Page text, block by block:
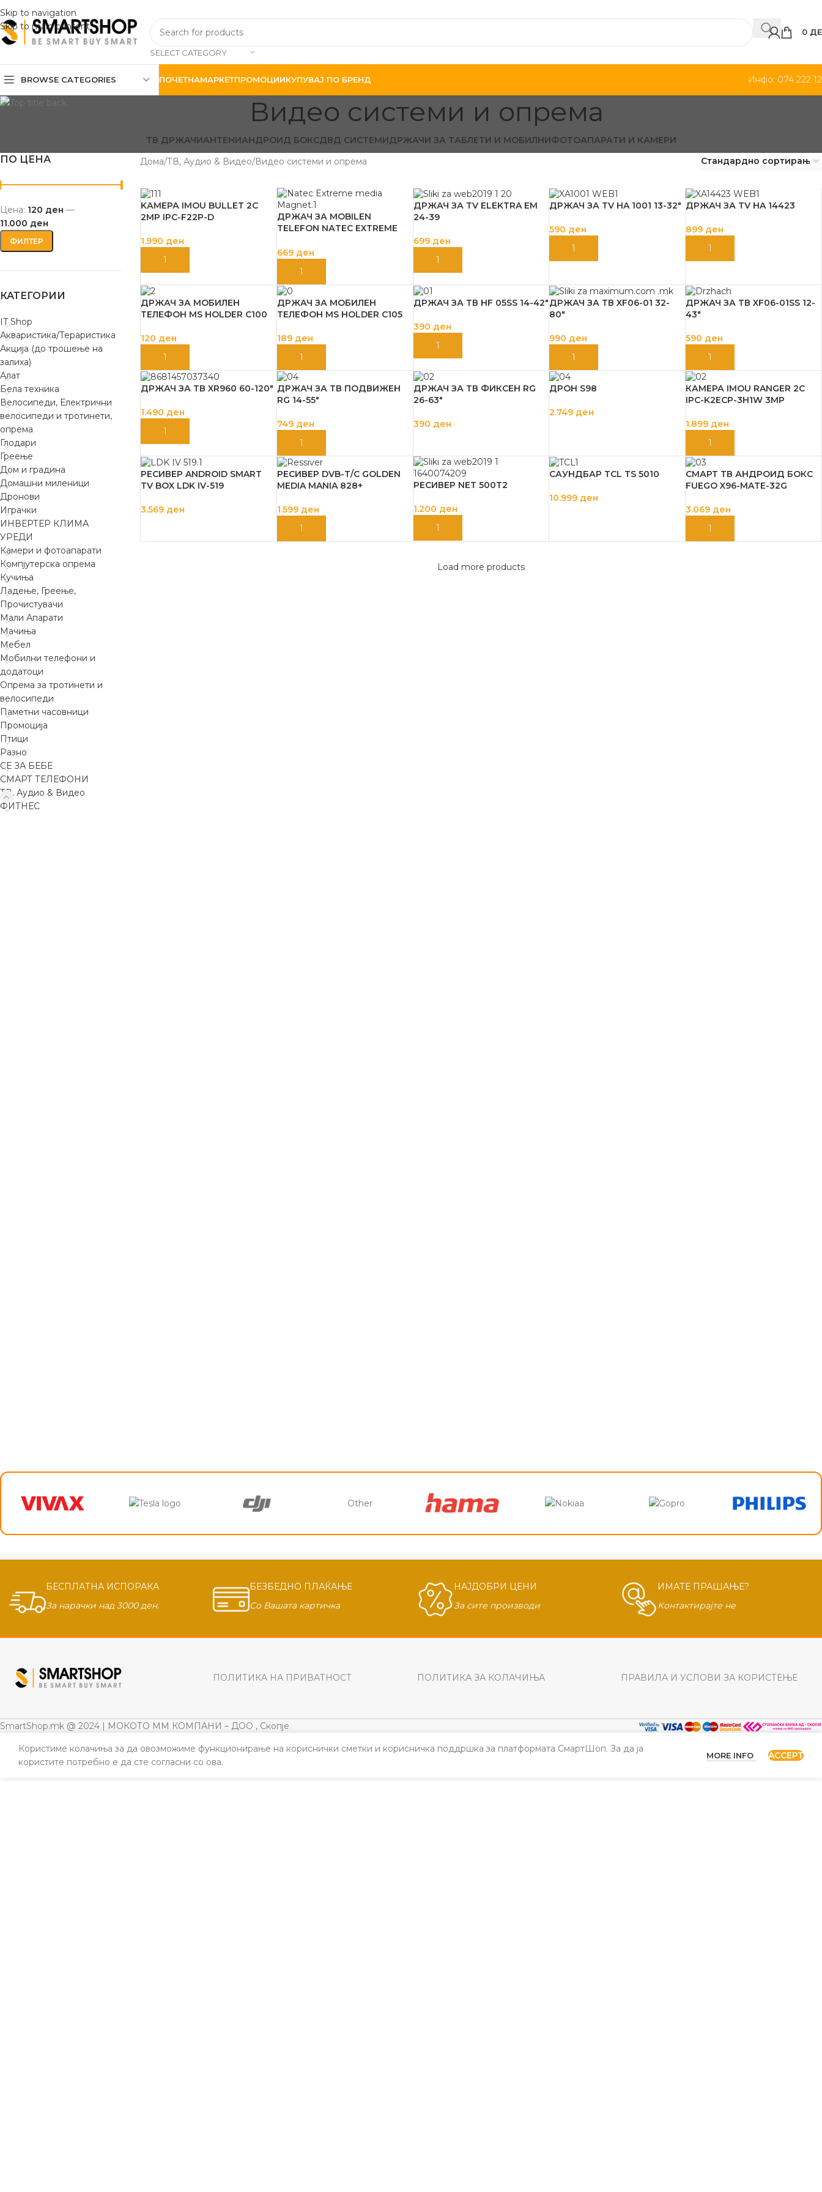
Skip to navigation
Skip to main content
SELECT CATEGORY
0
BROWSE CATEGORIES ПОЧЕТНАМАРКЕТПРОМОЦИИКУПУВАЈ ПО БРЕНД Инфо: 074 222
Видео системи и опрема
ТВ ДРЖАЧИАНТЕНИАНДРОИД БОКСДВД СИСТЕМИДРЖАЧИ ЗА ТАБЛЕТИ И МОБИЛНИФОТОАПАРАТИ И КАМЕРИ
ПО ЦЕНА
ФИЛТЕР
Цена: 120 ден —
11.000 ден
КАТЕГОРИИ
IT Shop
Акваристика/Тераристика
Акција (до трошење на
залиха)
Алат
Бела техника
Велосипеди, Електрични
велосипеди и тротинети,
опрема
Глодари
Греење
Дом и градина
Домашни миленици
Дронови
Играчки
ИНВЕРТЕР КЛИМА
УРЕДИ
Камери и фотоапарати
Компјутерска опрема
Кучиња
Ладење, Греење,
Прочистувачи
Мали Апарати
Мачиња
Мебел
Мобилни телефони и
додатоци
Опрема за тротинети и
велосипеди
Паметни часовници
Промоција
Птици
Разно
СЕ ЗА БЕБЕ
СМАРТ ТЕЛЕФОНИ
ТВ, Аудио & Видео
ФИТНЕС
Дома ТВ, Аудио & Видео Видео системи и опрема
KАМЕРА IMOU BULLET 2C
2MP IPC-F22P-D
1.990 ден
ДОДАЈ ВО КОШНИЦА
ДРЖАЧ ЗА MOBILEN
TELEFON NАТЕC ЕXТRЕМЕ
669 ден
ДОДАЈ ВО КОШНИЦА
ДРЖАЧ ЗА TV ELEKTRA EM
24-39
699 ден
ДОДАЈ ВО КОШНИЦА
ДРЖАЧ ЗА TV HA 1001 13-32″
590 ден
ДОДАЈ ВО КОШНИЦА
ДРЖАЧ ЗА TV HA 14423
899 ден
ДОДАЈ ВО КОШНИЦА
ДРЖАЧ ЗА МОБИЛЕН
ТЕЛЕФОН MS HOLDER C100
120 ден
ДОДАЈ ВО КОШНИЦА
ДРЖАЧ ЗА МОБИЛЕН
ТЕЛЕФОН MS HOLDER C105
189 ден
ДОДАЈ ВО КОШНИЦА
ДРЖАЧ ЗА ТВ HF 05SS 14-42″
390 ден
ДОДАЈ ВО КОШНИЦА
ДРЖАЧ ЗА ТВ XF06-01 32-
80″
990 ден
ДОДАЈ ВО КОШНИЦА
ДРЖАЧ ЗА ТВ XF06-01SS 12-
43″
590 ден
ДОДАЈ ВО КОШНИЦА
ДРЖАЧ ЗА ТВ XR960 60-120″
1.490 ден
ДОДАЈ ВО КОШНИЦА
ДРЖАЧ ЗА ТВ ПОДВИЖЕН
RG 14-55″
749 ден
ДОДАЈ ВО КОШНИЦА
ДРЖАЧ ЗА ТВ ФИКСЕН RG
26-63″
390 ден
ДРОН S98
2.749 ден
КАМЕРА IMOU RANGER 2C
IPC-K2ECP-3H1W 3MP
1.899 ден
ДОДАЈ ВО КОШНИЦА
РЕСИВЕР ANDROID SMART
TV BOX LDK IV-519
3.569 ден
РЕСИВЕР DVB-T/C GOLDEN
MEDIA MANIA 828+
1.599 ден
ДОДАЈ ВО КОШНИЦА
РЕСИВЕР NET 500T2
1.200 ден
ДОДАЈ ВО КОШНИЦА
САУНДБАР TCL TS 5010
10.999 ден
СМАРТ ТВ АНДРОИД БОКС
FUEGO X96-MATE-32G
3.069 ден
ДОДАЈ ВО КОШНИЦА
Load more products
Other
БЕСПЛАТНА ИСПОРАКА
За нарачки над 3000 ден.
БЕЗБЕДНО ПЛАЌАЊЕ
Со Вашата картичка
НАЈДОБРИ ЦЕНИ
За сите производи
ИМАТЕ ПРАШАЊЕ?
Контактирајте не
ПОЛИТИКА НА ПРИВАТНОСТ ПОЛИТИКА ЗА КОЛАЧИЊА ПРАВИЛА И УСЛОВИ ЗА КОРИСТЕЊЕ
SmartShop.mk @ 2024 | МОКОТО ММ КОМПАНИ – ДОО , Скопје
Користиме колачиња за да овозможиме функционирање на кориснички сметки и корисничка поддршка за платформата СмартШоп. За да ја
користите потребно е да сте согласни со ова.
MORE INFO ACCEPT